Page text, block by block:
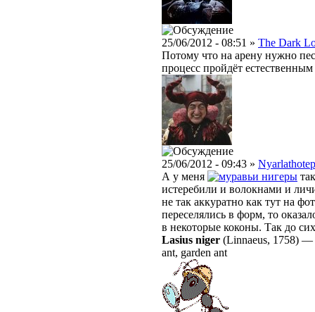
25/06/2012 - 08:51 » The Dark
Потому что на арену нужно
процесс пройдёт
25/06/2012 - 09:43 » Nyarlathotep
А у меня
нигеры
истеребили и волокнами и
не так аккуратно как тут на
переселялись в форм, то
в некоторые коконы. Так до
Lasius niger (Linnaeus, 1758) —
ant, garden ant